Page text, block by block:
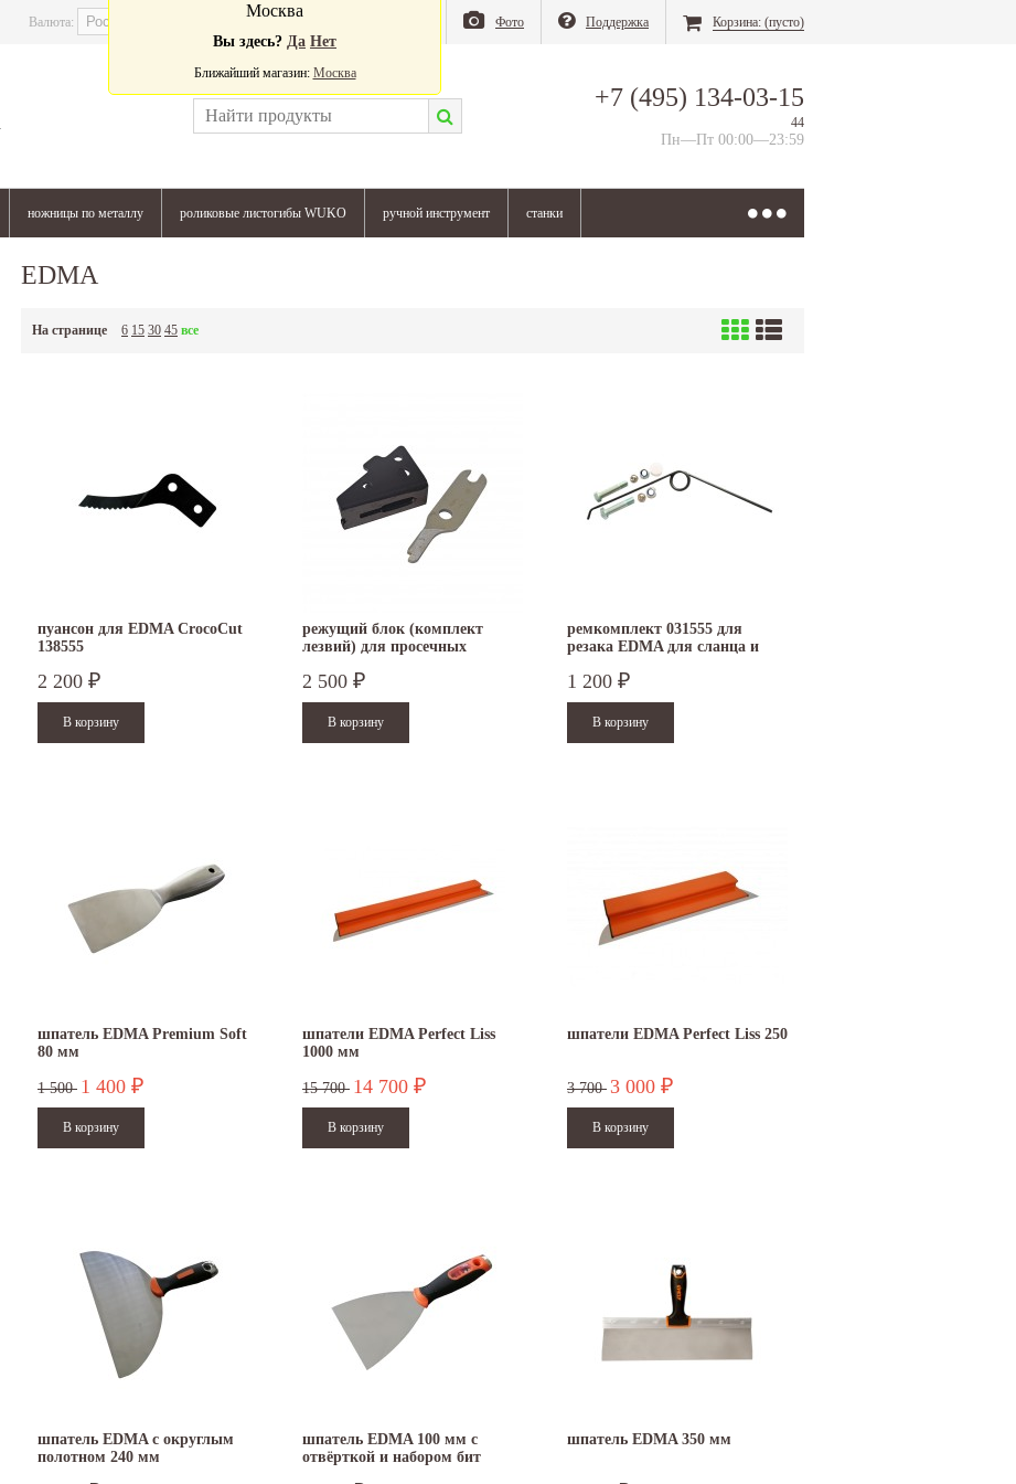
Валюта: Фото Поддержка Корзина: (пусто)
+7 (495) 134-03-15
44
Пн—Пт 00:00—23:59
ножницы по металлу роликовые листогибы WUKO ручной инструмент станки
Москва
Вы здесь? Да Нет
Ближайший магазин: Москва
29.12.2025
30.04.2025
EDMA
На странице 6 15 30 45 все
пуансон для EDMA CrocoCut
138555
2 200 ₽
режущий блок (комплект
лезвий) для просечных
2 500 ₽
ремкомплект 031555 для
резака EDMA для сланца и
1 200 ₽
шпатель EDMA Premium Soft
80 мм
1 500 1 400 ₽
шпатели EDMA Perfect Liss
1000 мм
15 700 14 700 ₽
шпатели EDMA Perfect Liss 250
3 700 3 000 ₽
шпатель EDMA с округлым
полотном 240 мм
шпатель EDMA 100 мм с
отвёрткой и набором бит
шпатель EDMA 350 мм